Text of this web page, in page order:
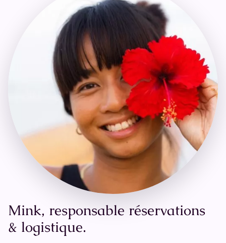
Mink, responsable réservations
& logistique.